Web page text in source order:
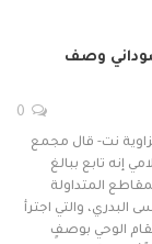
وصف
نت- قال مجمع
إنه تابع ببالغ
المتداولة
البدري، والتي اجترأ
الوحي بوصفٍ